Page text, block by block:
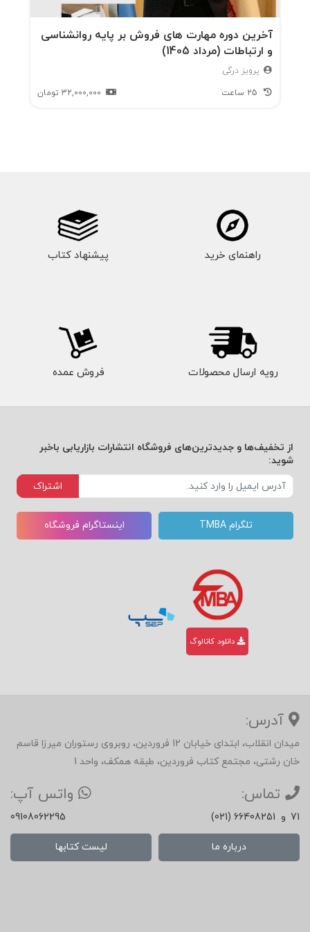
موضوعات اقتصاد، جامعه‌شناسی، روانشناسی، به
موضوع نورومارکتینگ نیز پرداخته‌ام که به‌نظرم
تاکنون در هیچ کتابی نیامده بود. دست‌کم من در
این مباحث به موضوعات متنوعی بجز قیمت‌گذاری
پرداخته‌اند یا درباره‌ی قیمت‌گذاری کارهای اندکی
نورومارکتینگ، آهسته و پیوسته در حال اجرا
هستند. انتظار می‌رود که سمت‌وسوی این فعالیتها
به "قیمت‌گذاری" نیز سوق یابد.
فصل اول: بهره گیری از علوم مختلف در سیاست
فصل دوم: عوانل اصلی دوازده گانه اثرگذار بر روی
فرایند قیمت گذاری
فصل سوم: فرایند قیمت گذاری
فصل پنجم: ده استراتژی بدون تاریخ انقضا برای
افزایش فروش
فصل ششم: قیمت گذاری خدمات
فصل هفتم: قیمت گذاری محصولات لوکس
آخرین دوره مهارت های فروش بر پایه روانشناسی
و ارتباطات (مرداد 1405)
پرویز درگی
32,000,000 تومان
راهنمای خرید پیشنهاد کتاب
رویه ارسال محصولات فروش عمده
از تخفیف‌ها و جدیدترین‌های فروشگاه انتشارات بازاریابی باخبر
شوید:
اشتراک
تلگرام TMBA اینستاگرام فروشگاه
دانلود کاتالوگ
آدرس:
میدان انقلاب، ابتدای خیابان 12 فروردین، روبروی رستوران میرزا قاسم
خان رشتی، مجتمع کتاب فروردین، طبقه همکف، واحد 1
تماس:
(021) 66408251 و 71
واتس آپ:
09108062295
درباره ما لیست کتابها